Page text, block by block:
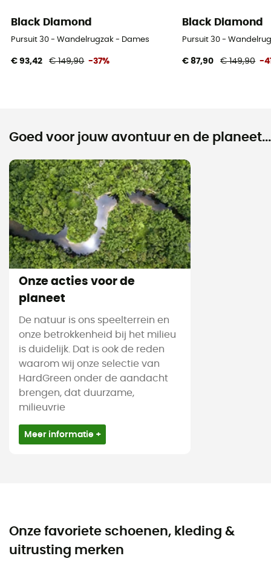
Black Diamond
Pursuit 30 - Wandelrugzak - Dames
€ 93,42 € 149,90 -37%
Black Diamond
Pursuit 30 -
€ 87,90 € 149,90 -
Goed voor jouw avontuur en de planeet...
Onze acties voor de
planeet
De natuur is ons speelterrein en
onze betrokkenheid bij het milieu
is duidelijk. Dat is ook de reden
waarom wij onze selectie van
HardGreen onder de aandacht
brengen, dat duurzame,
milieuvrie
Meer informatie +
Onze favoriete schoenen, kleding &
uitrusting merken